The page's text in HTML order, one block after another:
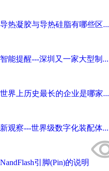
导热凝胶与导热硅脂有哪些区...
智能提醒---深圳又一家大型制...
世界上历史最长的企业是哪家...
新观察---世界级数字化装配体...
NandFlash引脚(Pin)的说明